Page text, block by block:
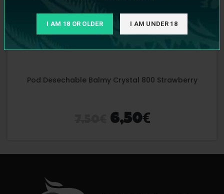
I AM 18 OR OLDER I AM UNDER 18
Pod Desechable Balmy Crystal 800 Strawberry
6,50€